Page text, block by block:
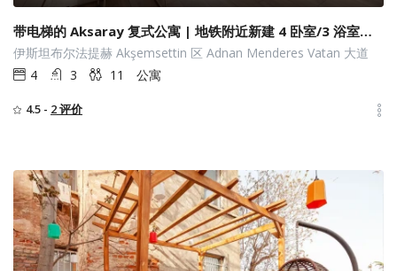
带电梯的 Aksaray 复式公寓 | 地铁附近新建 4 卧室/3 浴室公寓
伊斯坦布尔法提赫 Akşemsettin 区 Adnan Menderes Vatan 大道
4
3 11 公寓
4.5 - 2 评价